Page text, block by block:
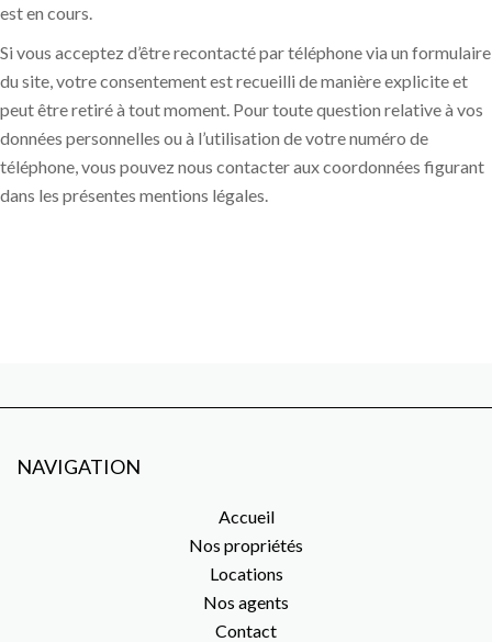
est en cours.
Si vous acceptez d’être recontacté par téléphone via un formulaire
du site, votre consentement est recueilli de manière explicite et
peut être retiré à tout moment. Pour toute question relative à vos
données personnelles ou à l’utilisation de votre numéro de
téléphone, vous pouvez nous contacter aux coordonnées figurant
dans les présentes mentions légales.
NAVIGATION
Accueil
Nos propriétés
Locations
Nos agents
Contact